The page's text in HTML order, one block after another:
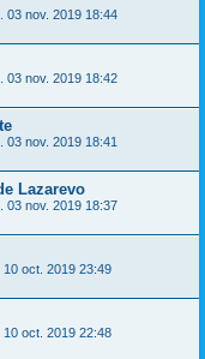
03 nov. 2019 18:44
03 nov. 2019 18:42
03 nov. 2019 18:41
Lazarevo
03 nov. 2019 18:37
10 oct. 2019 23:49
10 oct. 2019 22:48